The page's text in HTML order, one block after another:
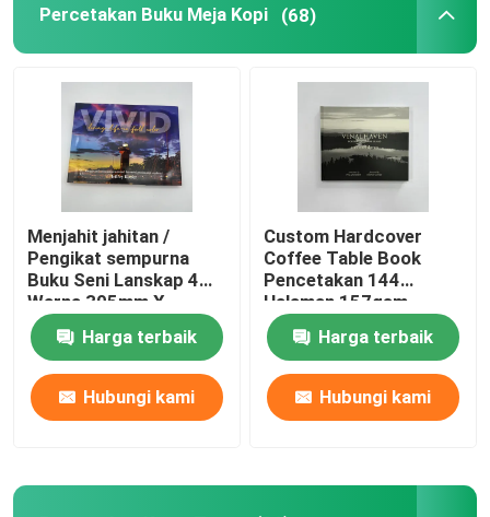
Kotak Kemasan Hadiah
Percetakan Buku Meja Kopi (68)
Menjahit jahitan /
Pengikat sempurna
Buku Seni Lanskap 4
Warna 305mm X
229mm
Harga terbaik
Hubungi kami
Custom Hardcover
Coffee Table Book
Pencetakan 144
Halaman 157gsm
Kertas Seni
Harga terbaik
Hubungi kami